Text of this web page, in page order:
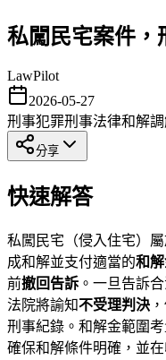
私闖民宅案件，
LawPilot
2026-05-27
刑事犯罪刑事法律和解
分享
快速解答
私闖民宅（侵入住宅）
成和解並支付適當的和
前撤回告訴 。一旦告訴
法院將諭知不受理判決
刑事紀錄。和解金範圍
確保和解條件明確，並